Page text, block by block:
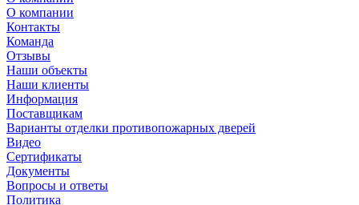
О компании
Контакты
Команда
Отзывы
Наши объекты
Наши клиенты
Информация
Поставщикам
Варианты отделки противопожарных дверей
Видео
Сертификаты
Документы
Вопросы и ответы
Политика